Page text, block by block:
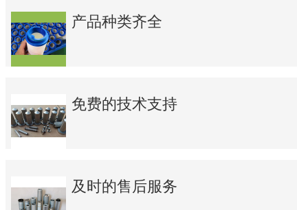
产品种类齐全
免费的技术支持
及时的售后服务